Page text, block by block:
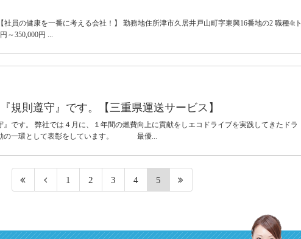
社員の健康を一番に考える会社！】 勤務地住所津市久居井戸山町字東興16番地の2 職種4tト
～350,000円 ...
規則遵守』です。【三重県運送サービス】
』です。 弊社では４月に、１年間の燃費向上に貢献をしエコドライブを実践してきたドラ
動の一環として表彰をしています。 最優...
1 2 3 4 5